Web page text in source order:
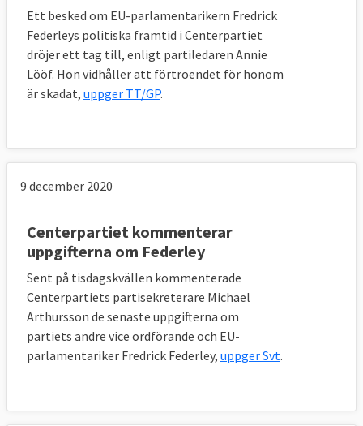
Ett besked om EU-parlamentarikern Fredrick
Federleys politiska framtid i Centerpartiet
dröjer ett tag till, enligt partiledaren Annie
Lööf. Hon vidhåller att förtroendet för honom
är skadat, uppger TT/GP.
9 december 2020
Centerpartiet kommenterar
uppgifterna om Federley
Sent på tisdagskvällen kommenterade
Centerpartiets partisekreterare Michael
Arthursson de senaste uppgifterna om
partiets andre vice ordförande och EU-
parlamentariker Fredrick Federley, uppger Svt.